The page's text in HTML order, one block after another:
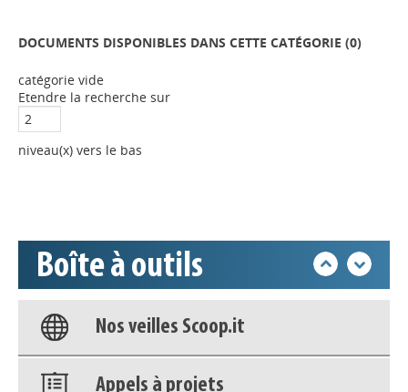
DOCUMENTS DISPONIBLES DANS CETTE CATÉGORIE (0)
catégorie vide
Etendre la recherche sur
niveau(x) vers le bas
Boîte à outils
Appels à projets
Déposer une actu !
Base documentaire
Nos veilles Scoop.it
Appels à projets